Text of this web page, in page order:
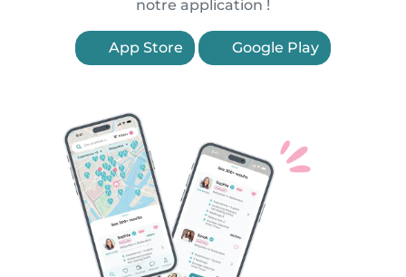
notre application !
App Store Google Play